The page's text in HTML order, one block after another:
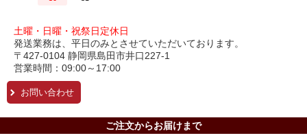
土曜・日曜・祝祭日定休日
発送業務は、平日のみとさせていただいております。
〒427-0104 静岡県島田市井口227-1
営業時間：09:00～17:00
お問い合わせ
ご注文からお届けまで